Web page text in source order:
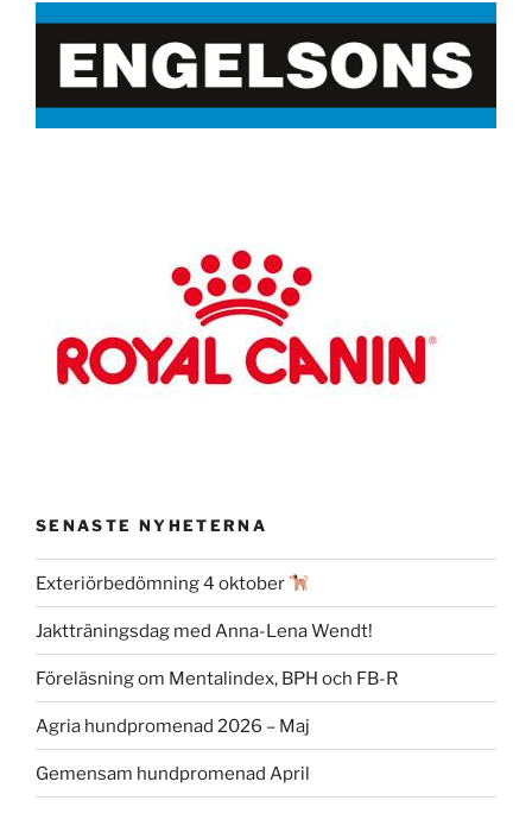
SENASTE NYHETERNA
Exteriörbedömning 4 oktober
Jaktträningsdag med Anna-Lena Wendt!
Föreläsning om Mentalindex, BPH och FB-R
Agria hundpromenad 2026 – Maj
Gemensam hundpromenad April